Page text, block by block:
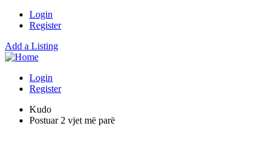
Login
Register
Add a Listing
Login
Register
Kudo
Postuar 2 vjet më parë